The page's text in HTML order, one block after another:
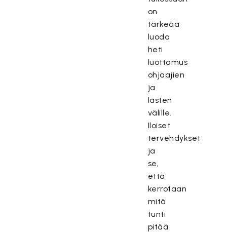
on
tärkeää
luoda
heti
luottamus
ohjaajien
ja
lasten
välille.
Iloiset
tervehdykset
ja
se,
että
kerrotaan
mitä
tunti
pitää